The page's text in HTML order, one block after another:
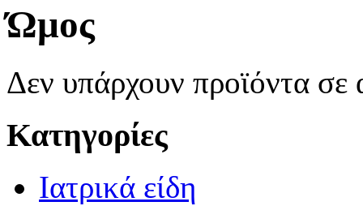
Ώμος
Δεν υπάρχουν προϊόντα σε
Κατηγορίες
Ιατρικά είδη